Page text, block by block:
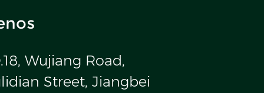
Wujiang Road,
Street, Jiangbei